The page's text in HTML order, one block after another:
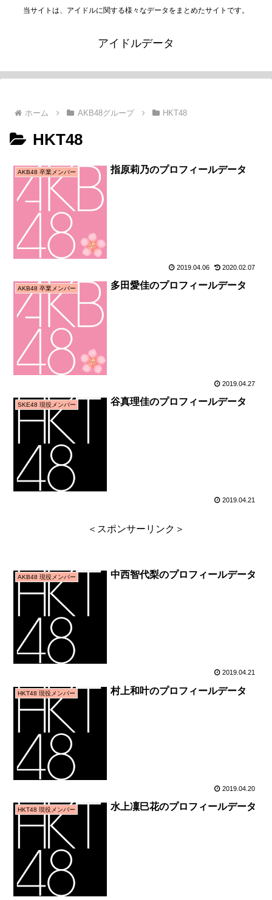
当サイトは、アイドルに関する様々なデータをまとめたサイトです。
アイドルデータ
ホーム AKB48グループ HKT48
HKT48
AKB48 卒業メンバー 指原莉乃のプロフィールデータ
2019.04.06 2020.02.07
AKB48 卒業メンバー 多田愛佳のプロフィールデータ
2019.04.27
SKE48 現役メンバー 谷真理佳のプロフィールデータ
2019.04.21
＜スポンサーリンク＞
AKB48 現役メンバー 中西智代梨のプロフィールデータ
2019.04.21
HKT48 現役メンバー 村上和叶のプロフィールデータ
2019.04.20
HKT48 現役メンバー 水上凜巳花のプロフィールデータ